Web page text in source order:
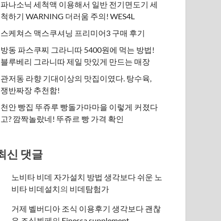
파나소닉 세척액 이용해서 일반 전기면도기 세
척하기 WARNING 더러움 주의! WES4L
스케쳐스 맥스쿠셔닝 프리미어3 구매 후기
방동 파스쿠찌 그라니따 5400원에 먹는 방법!
블루베리 그라니따 제일 맛있게 만드는 매장
관저동 라향 기대이상의 맛집이였다. 탕수육,
쟁반짜장 추천함!
천안 빵집 뚜쥬루 빵돌가마마을 이렇게 커졌다
고? 깜짝놀랐네! 뚜쥬르 빵 가격 확인
신 댓글
노비타 비데 자가설치 방법 생각보다 쉬운 노
비타 비데설치의 비데탐험가
거제 벨버디아 조식 이용후기 생각보다 괜찮